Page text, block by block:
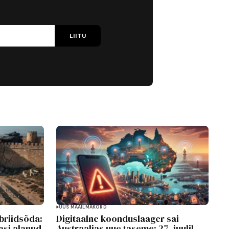
LIITU
UUS MAAILMAKORD
Digitaalne koonduslaager sai